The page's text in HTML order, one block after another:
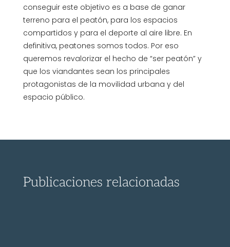
conseguir este objetivo es a base de ganar
terreno para el peatón, para los espacios
compartidos y para el deporte al aire libre. En
definitiva, peatones somos todos. Por eso
queremos revalorizar el hecho de “ser peatón” y
que los viandantes sean los principales
protagonistas de la movilidad urbana y del
espacio público.
Publicaciones relacionadas